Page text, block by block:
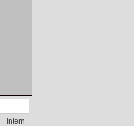
Intern